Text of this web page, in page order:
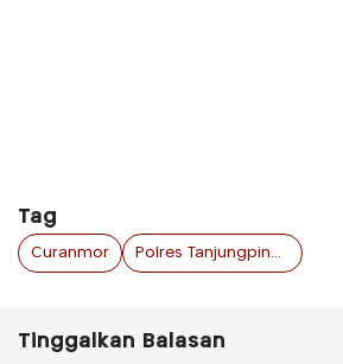
Tag
Curanmor Polres Tanjungpinang
Tinggalkan Balasan